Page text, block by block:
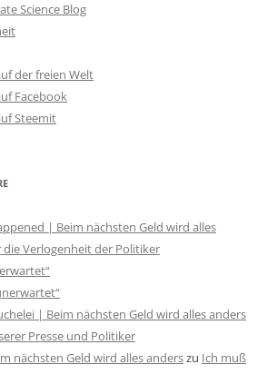
Science Blog
der freien Welt
Facebook
Steemit
| Beim nächsten Geld wird alles
die Verlogenheit der Politiker
| Beim nächsten Geld wird alles anders
Presse und Politiker
nächsten Geld wird alles anderszu Ich muß